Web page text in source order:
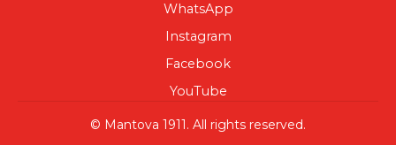
WhatsApp
Instagram
Facebook
YouTube
© Mantova 1911. All rights reserved.